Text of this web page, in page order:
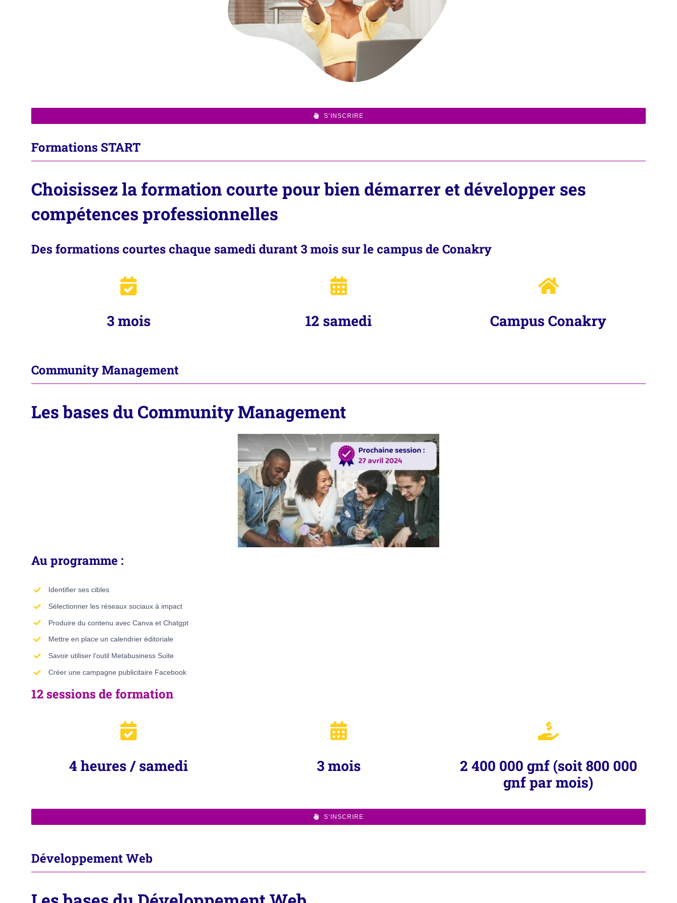
S’INSCRIRE
Formations START
Choisissez la formation courte pour bien démarrer et développer ses
compétences professionnelles
Des formations courtes chaque samedi durant 3 mois sur le campus de Conakry
3 mois 12 samedi Campus Conakry
Community Management
Les bases du Community Management
Au programme :
Identifier ses cibles
Sélectionner les réseaux sociaux à impact
Produire du contenu avec Canva et Chatgpt
Mettre en place un calendrier éditoriale
Savoir utiliser l’outil Metabusiness Suite
Créer une campagne publicitaire Facebook
12 sessions de formation
4 heures / samedi 3 mois
2 400 000 gnf (soit 800 000
gnf par mois)
S’INSCRIRE
Développement Web